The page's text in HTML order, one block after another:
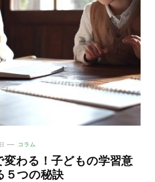
コラム
変わる！子どもの学習意
５つの秘訣